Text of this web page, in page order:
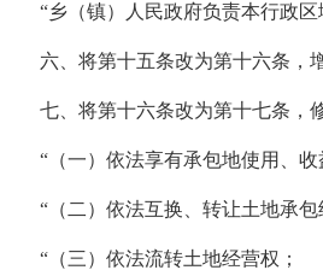
“乡（镇）人民政府负责本行政
六、将第十五条改为第十六条，
七、将第十六条改为第十七条，
“（一）依法享有承包地使用、
“（二）依法互换、转让土地承包
“（三）依法流转土地经营权；